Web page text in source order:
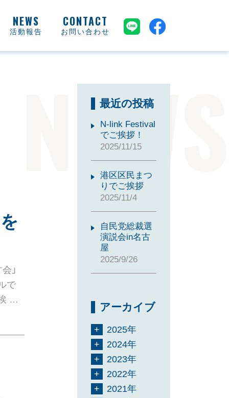
活動報告 お問い合わせ
NEWS
」
で
…
最近の投稿
N-link Festival
でご挨拶！
2025/11/15
港区区民まつ
りでご挨拶
2025/11/4
自民党総裁選
演説会in名古
屋
2025/9/26
アーカイブ
2025年
2024年
2023年
2022年
2021年